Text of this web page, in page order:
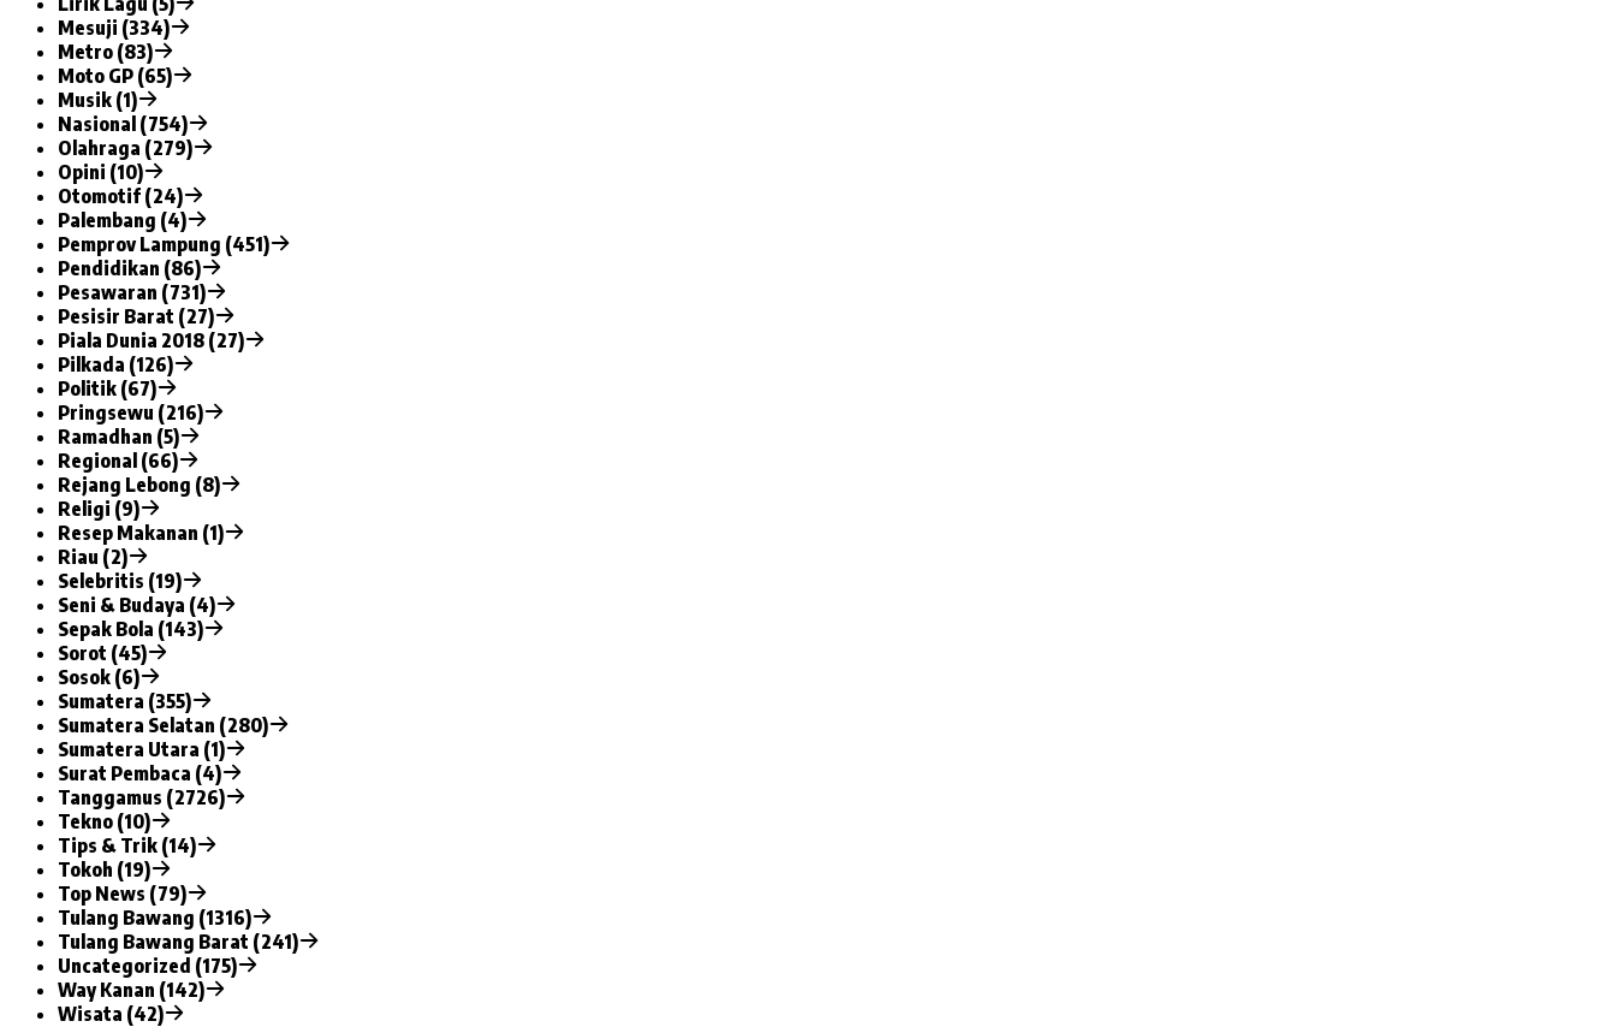
Mesuji (334)
Metro (83)
Moto GP (65)
Musik (1)
Nasional (754)
Olahraga (279)
Opini (10)
Otomotif (24)
Palembang (4)
Pemprov Lampung (451)
Pendidikan (86)
Pesawaran (731)
Pesisir Barat (27)
Piala Dunia 2018 (27)
Pilkada (126)
Politik (67)
Pringsewu (216)
Ramadhan (5)
Regional (66)
Rejang Lebong (8)
Religi (9)
Resep Makanan (1)
Riau (2)
Selebritis (19)
Seni & Budaya (4)
Sepak Bola (143)
Sorot (45)
Sosok (6)
Sumatera (355)
Sumatera Selatan (280)
Sumatera Utara (1)
Surat Pembaca (4)
Tanggamus (2726)
Tekno (10)
Tips & Trik (14)
Tokoh (19)
Top News (79)
Tulang Bawang (1316)
Tulang Bawang Barat (241)
Uncategorized (175)
Way Kanan (142)
Wisata (42)